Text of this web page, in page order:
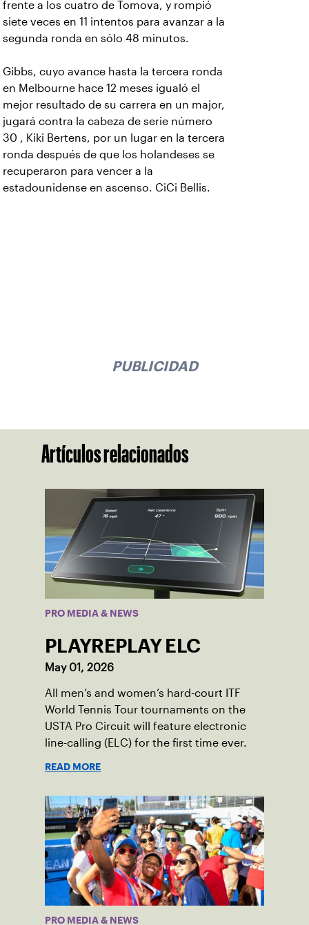
frente a los cuatro de Tomova, y rompió
siete veces en 11 intentos para avanzar a la
segunda ronda en sólo 48 minutos.
Gibbs, cuyo avance hasta la tercera ronda
en Melbourne hace 12 meses igualó el
mejor resultado de su carrera en un major,
jugará contra la cabeza de serie número
30 , Kiki Bertens, por un lugar en la tercera
ronda después de que los holandeses se
recuperaron para vencer a la
estadounidense en ascenso. CiCi Bellis.
PUBLICIDAD
Artículos relacionados
PRO MEDIA & NEWS
PLAYREPLAY ELC
May 01, 2026
All men’s and women’s hard-court ITF
World Tennis Tour tournaments on the
USTA Pro Circuit will feature electronic
line-calling (ELC) for the first time ever.
READ MORE
PRO MEDIA & NEWS